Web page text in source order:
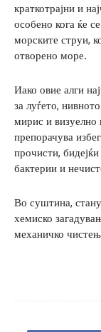
краткотрајни и
особено кога ќе
морските струи,
отворено море.
Иако овие алги
за луѓето,
мирис и визуелно
препорачува
прочисти,
бактерии и
Во суштина,
хемиско
механичко